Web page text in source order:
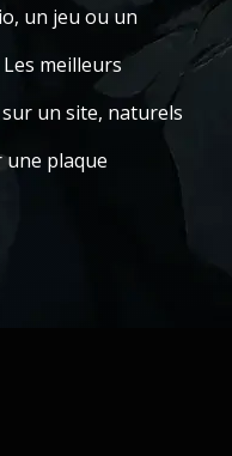
un jeu ou un
meilleurs
un site, naturels
plaque